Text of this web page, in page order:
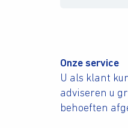
Onze service
U als klant
adviseren u
behoeften